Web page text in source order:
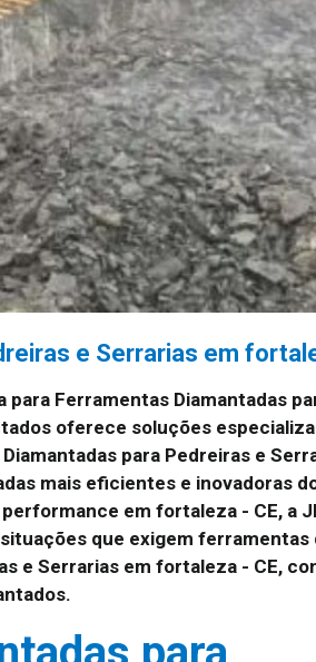
e Serrarias em
Ferramentas Diamantadas
oferece soluções
para Pedreiras e
mais eficientes e inovadoras
em fortaleza - CE, a
que exigem ferramentas
e Serrarias em fortaleza - CE,